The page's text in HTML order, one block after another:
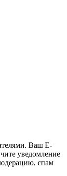
Ваш E-
уведомление
спам